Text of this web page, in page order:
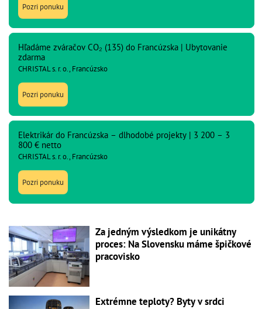
Pozri ponuku
Hľadáme zváračov CO₂ (135) do Francúzska | Ubytovanie
zdarma
CHRISTAL s. r. o., Francúzsko
Pozri ponuku
Elektrikár do Francúzska – dlhodobé projekty | 3 200 – 3
800 € netto
CHRISTAL s. r. o., Francúzsko
Pozri ponuku
Za jedným výsledkom je unikátny
proces: Na Slovensku máme špičkové
pracovisko
Extrémne teploty? Byty v srdci